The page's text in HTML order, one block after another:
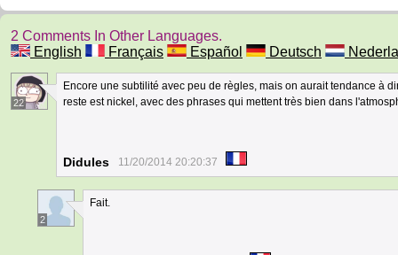
2 Comments In Other Languages.
English
Français Español Deutsch
22
Encore une subtilité avec peu de règles, mais on aurait tendance à
reste est nickel, avec des phrases qui mettent très bien dans
Didules 11/20/2014 20:20:37
2
Fait.